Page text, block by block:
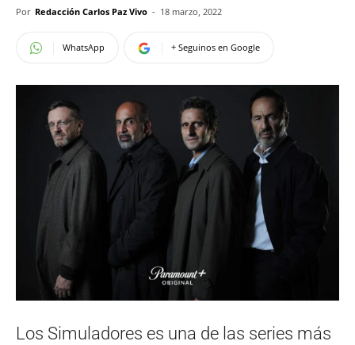
Por Redacción Carlos Paz Vivo - 18 marzo, 2022
WhatsApp + Seguinos en Google
Los Simuladores es una de las series más